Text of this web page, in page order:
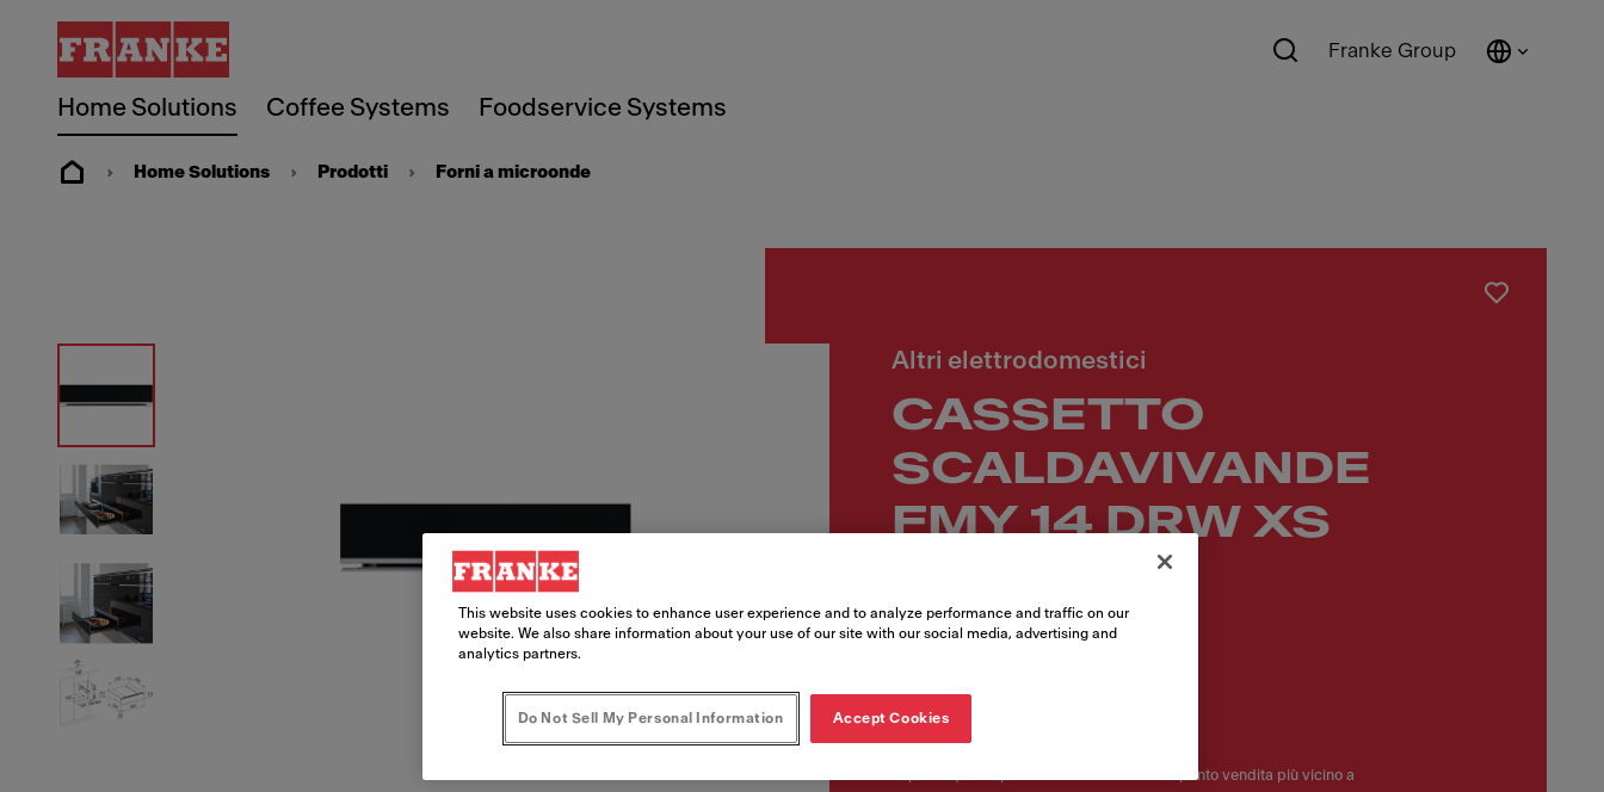
Home Solutions Coffee Systems Foodservice Systems
Franke Group
Home Solutions Prodotti Forni a microonde
Altri elettrodomestici
CASSETTO
SCALDAVIVANDE
FMY 14 DRW XS
131.0611.212
891,00 €
Ti piace questo prodotto? Clicca e trova il punto vendita più vicino a
This website uses cookies to enhance user experience and to analyze performance and traffic on our
website. We also share information about your use of our site with our social media, advertising and
analytics partners.
Do Not Sell My Personal Information Accept Cookies